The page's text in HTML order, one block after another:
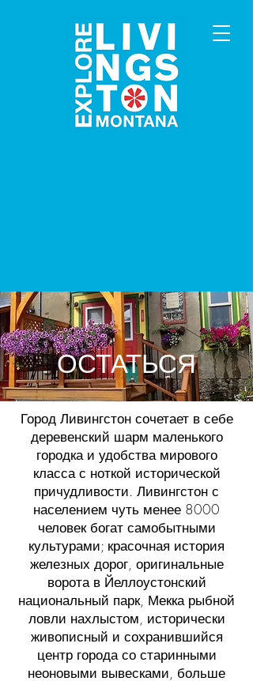
ОСТАТЬСЯ
Город Ливингстон сочетает в себе
деревенский шарм маленького
городка и удобства мирового
класса с ноткой исторической
причудливости. Ливингстон с
населением чуть менее 8000
человек богат самобытными
культурами; красочная история
железных дорог, оригинальные
ворота в Йеллоустонский
национальный парк, Мекка рыбной
ловли нахлыстом, исторически
живописный и сохранившийся
центр города со старинными
неоновыми вывесками, больше